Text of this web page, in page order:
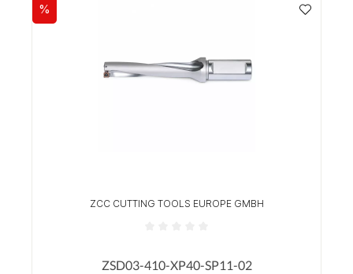
Rabatt
%
ZCC CUTTING TOOLS EUROPE GMBH
ZSD03-410-XP40-SP11-02